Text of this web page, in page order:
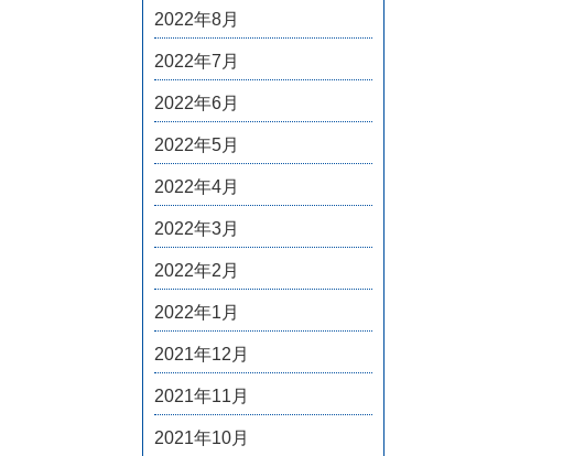
2022年8月
2022年7月
2022年6月
2022年5月
2022年4月
2022年3月
2022年2月
2022年1月
2021年12月
2021年11月
2021年10月